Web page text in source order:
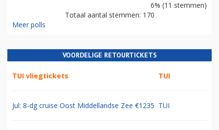
6% (11 stemmen)
Totaal aantal stemmen: 170
Meer polls
VOORDELIGE RETOURTICKETS
TUI vliegtickets TUI
Jul: 8-dg cruise Oost Middellandse Zee €1235 TUI